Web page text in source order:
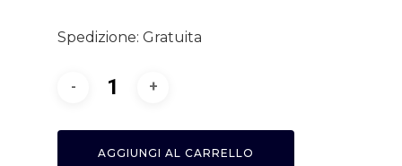
Spedizione: Gratuita
AGGIUNGI AL CARRELLO